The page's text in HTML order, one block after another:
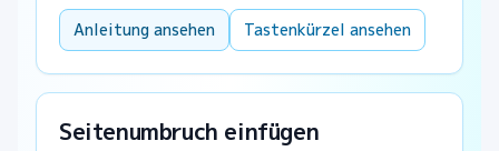
Anleitung ansehen Tastenkürzel ansehen
Seitenumbruch einfügen